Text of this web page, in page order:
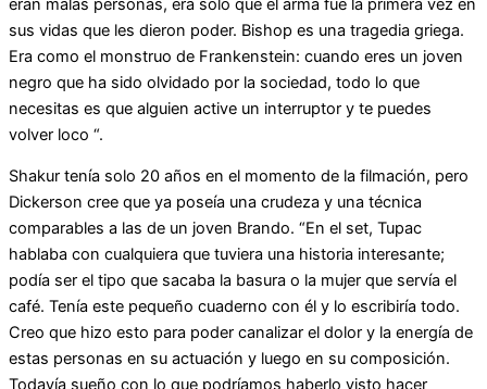
eran malas personas, era solo que el arma fue la primera vez en
sus vidas que les dieron poder. Bishop es una tragedia griega.
Era como el monstruo de Frankenstein: cuando eres un joven
negro que ha sido olvidado por la sociedad, todo lo que
necesitas es que alguien active un interruptor y te puedes
volver loco “.
Shakur tenía solo 20 años en el momento de la filmación, pero
Dickerson cree que ya poseía una crudeza y una técnica
comparables a las de un joven Brando. “En el set, Tupac
hablaba con cualquiera que tuviera una historia interesante;
podía ser el tipo que sacaba la basura o la mujer que servía el
café. Tenía este pequeño cuaderno con él y lo escribiría todo.
Creo que hizo esto para poder canalizar el dolor y la energía de
estas personas en su actuación y luego en su composición.
Todavía sueño con lo que podríamos haberlo visto hacer